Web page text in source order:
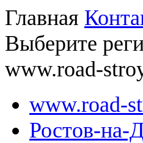
Главная
Выберите
www.road-
www.road-
Ростов-на-